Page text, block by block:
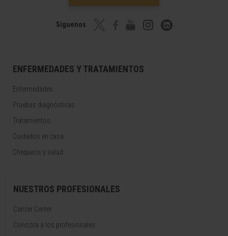
Síguenos
ENFERMEDADES Y TRATAMIENTOS
Enfermedades
Pruebas diagnósticas
Tratamientos
Cuidados en casa
Chequeos y salud
NUESTROS PROFESIONALES
Cancer Center
Conozca a los profesionales